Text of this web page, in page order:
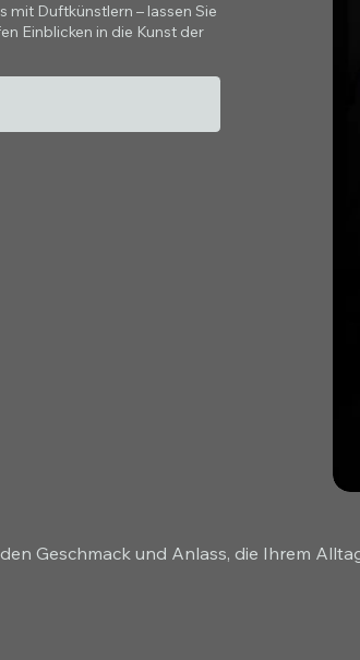
Duftkünstlern – lassen Sie
Einblicken in die Kunst der
Geschmack und Anlass, die Ihrem